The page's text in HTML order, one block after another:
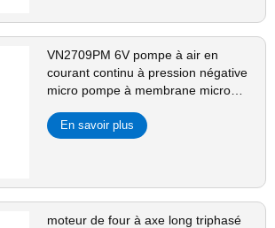
VN2709PM 6V pompe à air en
courant continu à pression négative
micro pompe à membrane micro
En savoir plus
moteur de four à axe long triphasé